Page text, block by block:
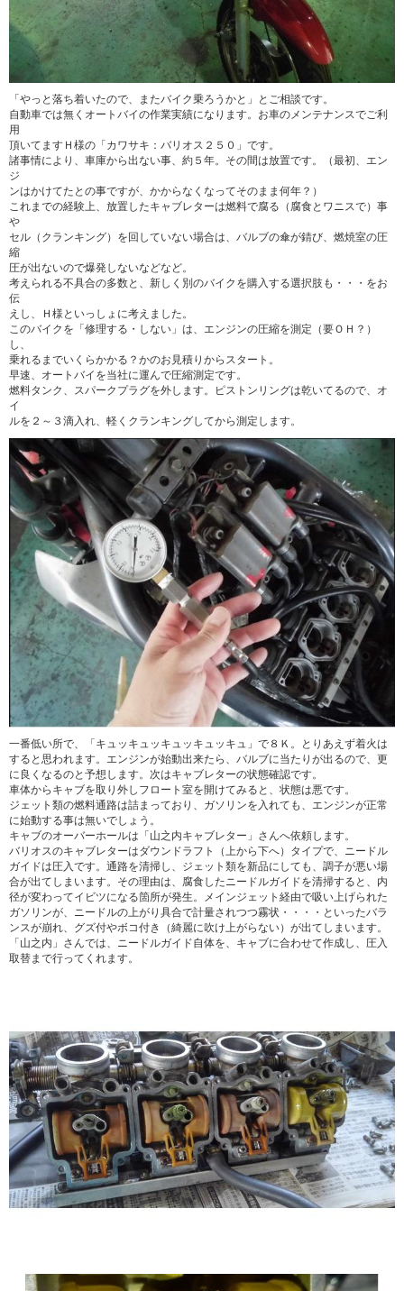
「やっと落ち着いたので、またバイク乗ろうかと」とご相談です。
自動車では無くオートバイの作業実績になります。お車のメンテナンスでご利
用
頂いてますＨ様の「カワサキ：バリオス２５０」です。
諸事情により、車庫から出ない事、約５年。その間は放置です。（最初、エン
ジ
ンはかけてたとの事ですが、かからなくなってそのまま何年？）
これまでの経験上、放置したキャブレターは燃料で腐る（腐食とワニスで）事
や
セル（クランキング）を回していない場合は、バルブの傘が錆び、燃焼室の圧
縮
圧が出ないので爆発しないなどなど。
考えられる不具合の多数と、新しく別のバイクを購入する選択肢も・・・をお
伝
えし、Ｈ様といっしょに考えました。
このバイクを「修理する・しない」は、エンジンの圧縮を測定（要ＯＨ？）
し、
乗れるまでいくらかかる？かのお見積りからスタート。
早速、オートバイを当社に運んで圧縮測定です。
燃料タンク、スパークプラグを外します。ピストンリングは乾いてるので、オ
イ
ルを２～３滴入れ、軽くクランキングしてから測定します。
一番低い所で、「キュッキュッキュッキュッキュ」で８Ｋ。とりあえず着火は
すると思われます。エンジンが始動出来たら、バルブに当たりが出るので、更
に良くなるのと予想します。次はキャブレターの状態確認です。
車体からキャブを取り外しフロート室を開けてみると、状態は悪です。
ジェット類の燃料通路は詰まっており、ガソリンを入れても、エンジンが正常
に始動する事は無いでしょう。
キャブのオーバーホールは「山之内キャブレター」さんへ依頼します。
バリオスのキャブレターはダウンドラフト（上から下へ）タイプで、ニードル
ガイドは圧入です。通路を清掃し、ジェット類を新品にしても、調子が悪い場
合が出てしまいます。その理由は、腐食したニードルガイドを清掃すると、内
径が変わってイビツになる箇所が発生。メインジェット経由で吸い上げられた
ガソリンが、ニードルの上がり具合で計量されつつ霧状・・・・といったバラ
ンスが崩れ、グズ付やボコ付き（綺麗に吹け上がらない）が出てしまいます。
「山之内」さんでは、ニードルガイド自体を、キャブに合わせて作成し、圧入
取替まで行ってくれます。